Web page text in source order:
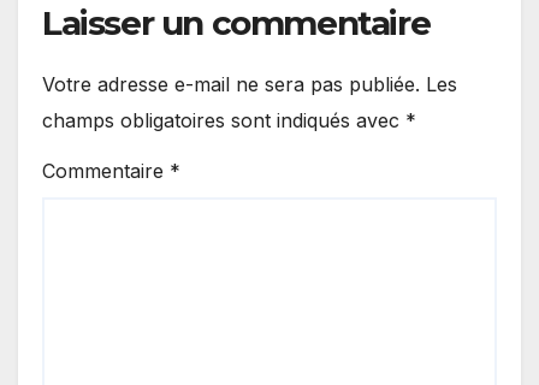
Laisser un commentaire
Votre adresse e-mail ne sera pas publiée. Les
champs obligatoires sont indiqués avec *
Commentaire *